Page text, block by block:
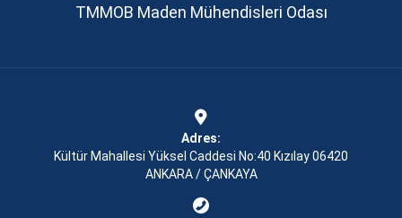
TMMOB Maden Mühendisleri Odası
Adres:
Kültür Mahallesi Yüksel Caddesi No:40 Kızılay 06420
ANKARA / ÇANKAYA